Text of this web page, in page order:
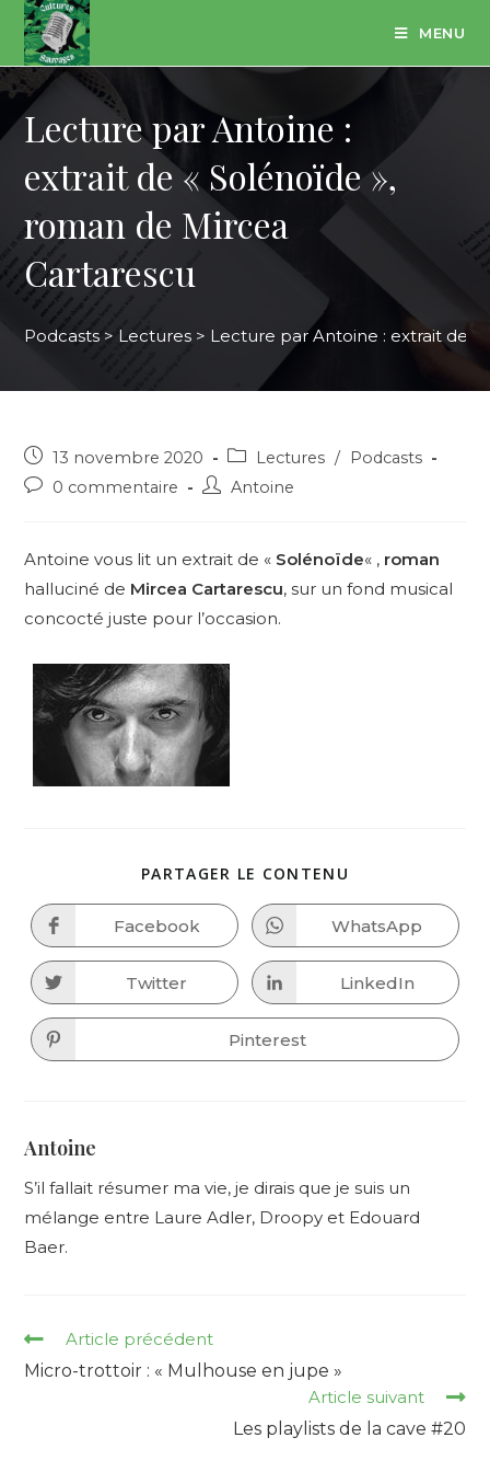
Skip
content
MENU
Lecture par Antoine :
extrait de « Solénoïde »,
roman de Mircea
Cartarescu
Podcasts > Lectures > Lecture par Antoine : extrait de «
Post
published:
13 novembre 2020
Post
category:
Lectures / Podcasts
Post0 commentaire
PostAntoine
Antoine vous lit un extrait de « Solénoïde« , roman
halluciné de Mircea Cartarescu, sur un fond musical
concocté juste pour l’occasion.
PARTAGER LE CONTENU
CONTENT
Opens
in
a
new
window
Facebook Opens
in
a
new
window
WhatsApp
Opens
in
a
Twitter Opens
in
a
LinkedIn
Opens
in
Pinterest
Antoine
S’il fallait résumer ma vie, je dirais que je suis un
mélange entre Laure Adler, Droopy et Edouard
Baer.
Read
more
articles
Article précédent
Micro-trottoir : « Mulhouse en jupe »
Article suivant
Les playlists de la cave #20